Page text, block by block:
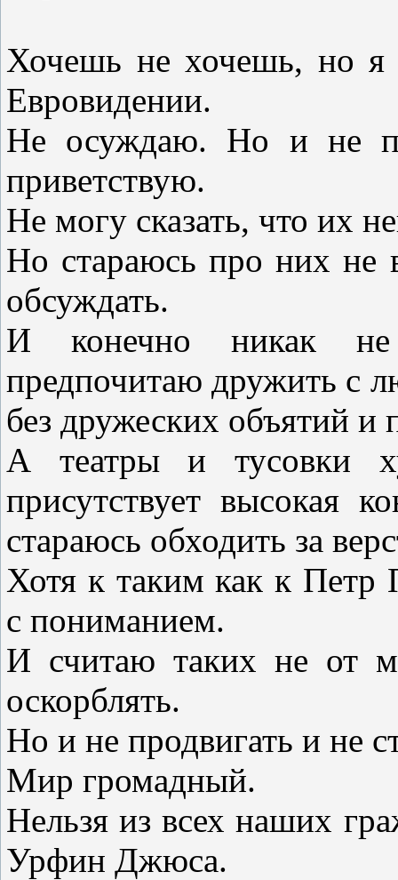
Хочешь не хочешь, но я
Евровидении.
Не осуждаю. Но и не
приветствую.
Не могу сказать, что их
Но стараюсь про них не
обсуждать.
И конечно никак не
предпочитаю дружить с
без дружеских объятий и
А театры и тусовки
присутствует высокая
стараюсь обходить за
Хотя к таким как к Петр
с пониманием.
И считаю таких не от
оскорблять.
Но и не продвигать и не
Мир громадный.
Нельзя из всех наших
Урфин Джюса.